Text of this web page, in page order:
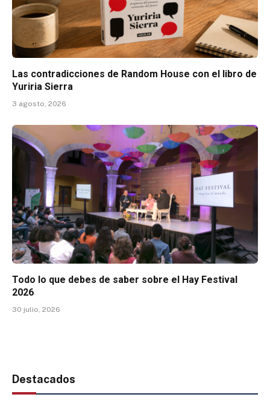
Las contradicciones de Random House con el libro de
Yuriria Sierra
3 agosto, 2026
Todo lo que debes de saber sobre el Hay Festival
2026
30 julio, 2026
Destacados